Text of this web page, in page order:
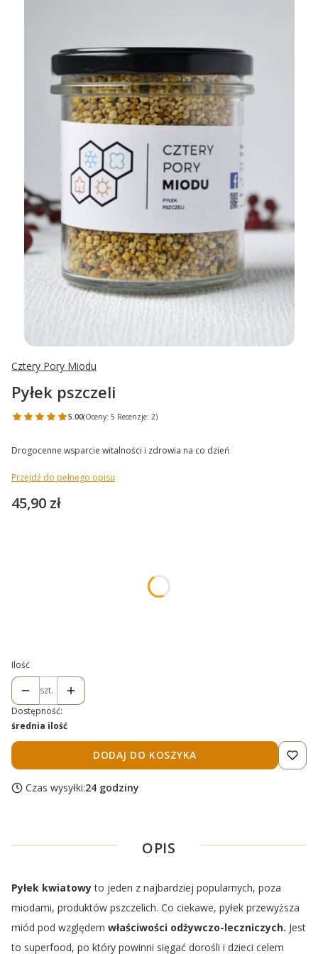
Cztery Pory Miodu
Pyłek pszczeli
5.00(Oceny: 5 Recenzje: 2)
Drogocenne wsparcie witalności i zdrowia na co dzień
Przejdź do pełnego opisu
Cena
45,90 zł
Ilość
szt.
Dostępność:
średnia ilość
DODAJ DO KOSZYKA
Czas wysyłki:24 godziny
OPIS
Pyłek kwiatowyto jeden z najbardziej popularnych, poza
miodami, produktów pszczelich. Co ciekawe, pyłek przewyższa
miód pod względem właściwości odżywczo-leczniczych. Jest
to superfood, po który powinni sięgać dorośli i dzieci celem